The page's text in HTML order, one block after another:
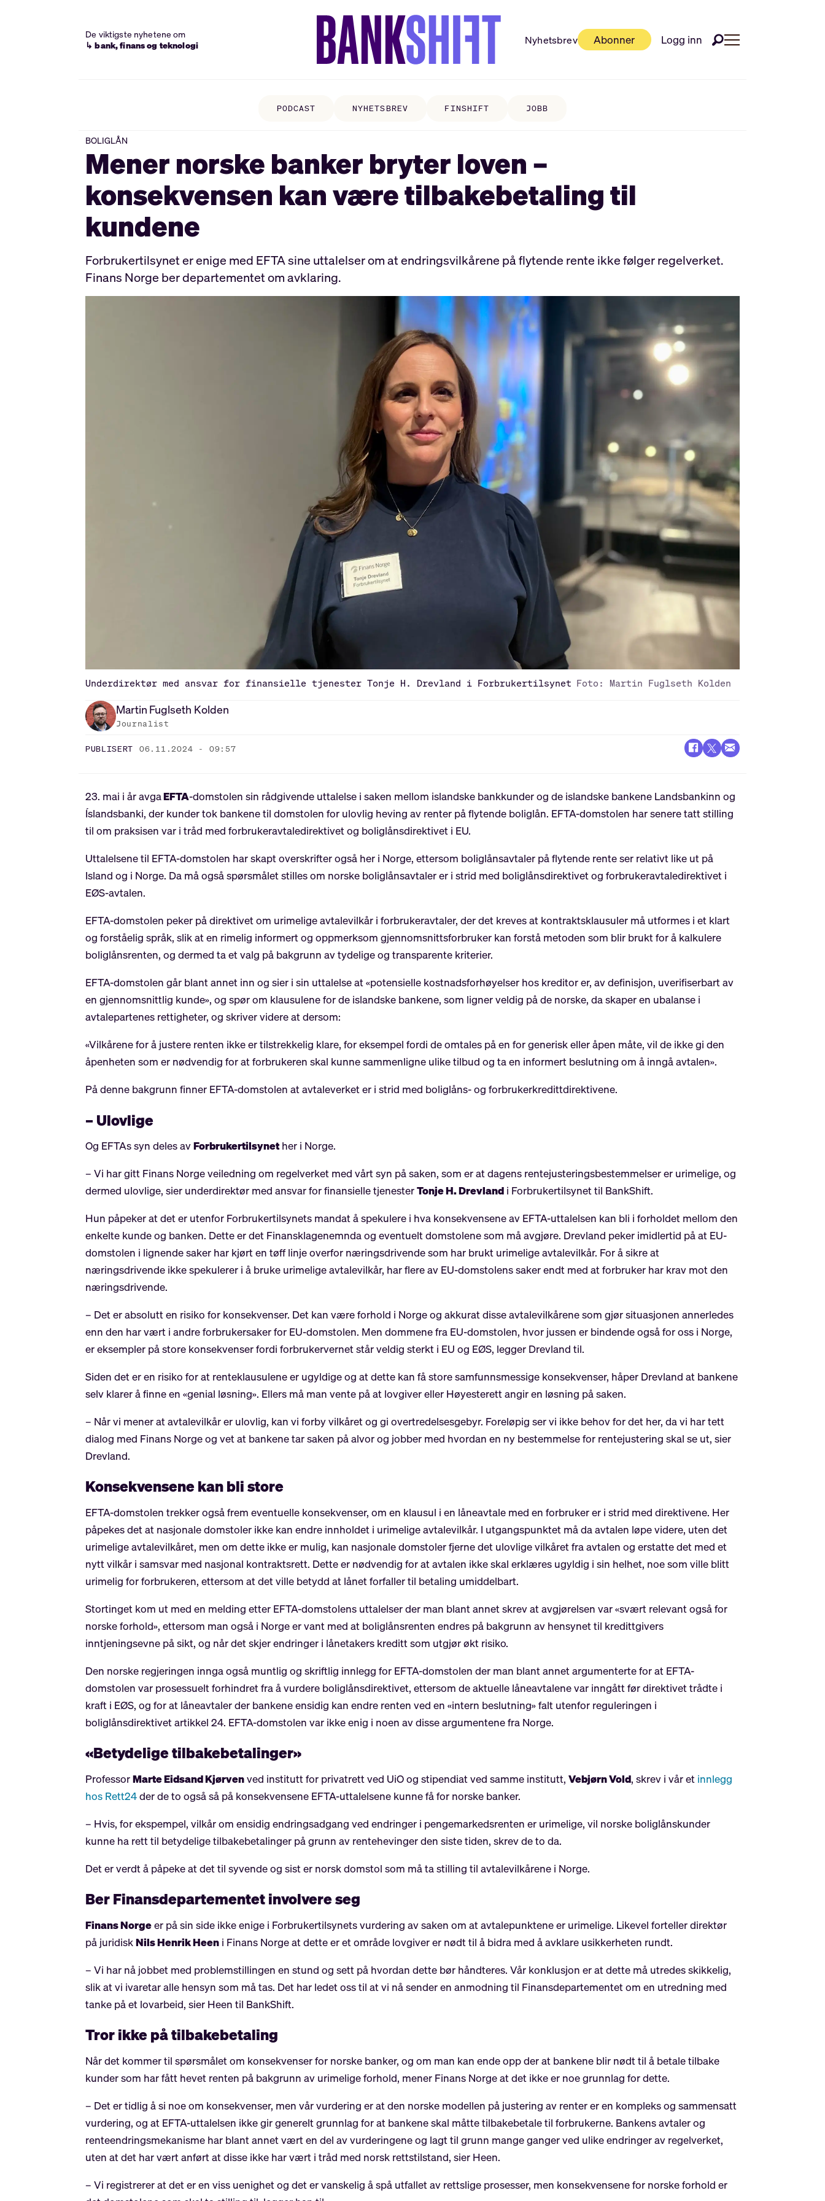
De viktigste nyhetene om
↳ bank, finans og teknologi
Nyhetsbrev Abonner Logg inn
PODCAST NYHETSBREV FINSHIFT JOBB
BOLIGLÅN
Mener norske banker bryter loven –
konsekvensen kan være tilbakebetaling til
kundene
Forbrukertilsynet er enige med EFTA sine uttalelser om at endringsvilkårene på flytende rente ikke følger regelverket.
Finans Norge ber departementet om avklaring.
Underdirektør med ansvar for finansielle tjenester Tonje H. Drevland i Forbrukertilsynet Foto: Martin Fuglseth Kolden
Martin Fuglseth Kolden
Journalist
PUBLISERT 06.11.2024 - 09:57
23. mai i år avgaEFTA-domstolen sin rådgivende uttalelse i saken mellom islandske bankkunder og de islandske bankene Landsbankinn og
Íslandsbanki, der kunder tok bankene til domstolen for ulovlig heving av renter på flytende boliglån. EFTA-domstolen har senere tatt stilling
til om praksisen var i tråd med forbrukeravtaledirektivet og boliglånsdirektivet i EU.
Uttalelsene til EFTA-domstolen har skapt overskrifter også her i Norge, ettersom boliglånsavtaler på flytende rente ser relativt like ut på
Island og i Norge. Da må også spørsmålet stilles om norske boliglånsavtaler er i strid med boliglånsdirektivet og forbrukeravtaledirektivet i
EØS-avtalen.
EFTA-domstolen peker på direktivet om urimelige avtalevilkår i forbrukeravtaler, der det kreves at kontraktsklausuler må utformes i et klart
og forståelig språk, slik at en rimelig informert og oppmerksom gjennomsnittsforbruker kan forstå metoden som blir brukt for å kalkulere
boliglånsrenten, og dermed ta et valg på bakgrunn av tydelige og transparente kriterier.
EFTA-domstolen går blant annet inn og sier i sin uttalelse at «potensielle kostnadsforhøyelser hos kreditor er, av definisjon, uverifiserbart av
en gjennomsnittlig kunde», og spør om klausulene for de islandske bankene, som ligner veldig på de norske, da skaper en ubalanse i
avtalepartenes rettigheter, og skriver videre at dersom:
«Vilkårene for å justere renten ikke er tilstrekkelig klare, for eksempel fordi de omtales på en for generisk eller åpen måte, vil de ikke gi den
åpenheten som er nødvendig for at forbrukeren skal kunne sammenligne ulike tilbud og ta en informert beslutning om å inngå avtalen».
På denne bakgrunn finner EFTA-domstolen at avtaleverket er i strid med boliglåns- og forbrukerkredittdirektivene.
– Ulovlige
Og EFTAs syn deles avForbrukertilsynet her i Norge.
– Vi har gitt Finans Norge veiledning om regelverket med vårt syn på saken, som er at dagens rentejusteringsbestemmelser er urimelige, og
dermed ulovlige, sier underdirektør med ansvar for finansielle tjenesterTonje H. Drevland i Forbrukertilsynet til BankShift.
Hun påpeker at det er utenfor Forbrukertilsynets mandat å spekulere i hva konsekvensene av EFTA-uttalelsen kan bli i forholdet mellom den
enkelte kunde og banken. Dette er det Finansklagenemnda og eventuelt domstolene som må avgjøre. Drevland peker imidlertid på at EU-
domstolen i lignende saker har kjørt en tøff linje overfor næringsdrivende som har brukt urimelige avtalevilkår. For å sikre at
næringsdrivende ikke spekulerer i å bruke urimelige avtalevilkår, har flere av EU-domstolens saker endt med at forbruker har krav mot den
næringsdrivende.
– Det er absolutt en risiko for konsekvenser. Det kan være forhold i Norge og akkurat disse avtalevilkårene som gjør situasjonen annerledes
enn den har vært i andre forbrukersaker for EU-domstolen. Men dommene fra EU-domstolen, hvor jussen er bindende også for oss i Norge,
er eksempler på store konsekvenser fordi forbrukervernet står veldig sterkt i EU og EØS, legger Drevland til.
Siden det er en risiko for at renteklausulene er ugyldige og at dette kan få store samfunnsmessige konsekvenser, håper Drevland at bankene
selv klarer å finne en «genial løsning». Ellers må man vente på at lovgiver eller Høyesterett angir en løsning på saken.
– Når vi mener at avtalevilkår er ulovlig, kan vi forby vilkåret og gi overtredelsesgebyr. Foreløpig ser vi ikke behov for det her, da vi har tett
dialog med Finans Norge og vet at bankene tar saken på alvor og jobber med hvordan en ny bestemmelse for rentejustering skal se ut, sier
Drevland.
Konsekvensene kan bli store
EFTA-domstolen trekker også frem eventuelle konsekvenser, om en klausul i en låneavtale med en forbruker er i strid med direktivene. Her
påpekes det at nasjonale domstoler ikke kan endre innholdet i urimelige avtalevilkår. I utgangspunktet må da avtalen løpe videre, uten det
urimelige avtalevilkåret, men om dette ikke er mulig, kan nasjonale domstoler fjerne det ulovlige vilkåret fra avtalen og erstatte det med et
nytt vilkår i samsvar med nasjonal kontraktsrett. Dette er nødvendig for at avtalen ikke skal erklæres ugyldig i sin helhet, noe som ville blitt
urimelig for forbrukeren, ettersom at det ville betydd at lånet forfaller til betaling umiddelbart.
Stortinget kom ut med en melding etter EFTA-domstolens uttalelser der man blant annet skrev at avgjørelsen var «svært relevant også for
norske forhold», ettersom man også i Norge er vant med at boliglånsrenten endres på bakgrunn av hensynet til kredittgivers
inntjeningsevne på sikt, og når det skjer endringer i lånetakers kreditt som utgjør økt risiko.
Den norske regjeringen innga også muntlig og skriftlig innlegg for EFTA-domstolen der man blant annet argumenterte for at EFTA-
domstolen var prosessuelt forhindret fra å vurdere boliglånsdirektivet, ettersom de aktuelle låneavtalene var inngått før direktivet trådte i
kraft i EØS, og for at låneavtaler der bankene ensidig kan endre renten ved en «intern beslutning» falt utenfor reguleringen i
boliglånsdirektivet artikkel 24. EFTA-domstolen var ikke enig i noen av disse argumentene fra Norge.
«Betydelige tilbakebetalinger»
ProfessorMarte Eidsand Kjørvenved institutt for privatrett ved UiO og stipendiat ved samme institutt,Vebjørn Vold, skrev i vår et innlegg
hos Rett24der de to også så på konsekvensene EFTA-uttalelsene kunne få for norske banker.
– Hvis, for ekspempel, vilkår om ensidig endringsadgang ved endringer i pengemarkedsrenten er urimelige, vil norske boliglånskunder
kunne ha rett til betydelige tilbakebetalinger på grunn av rentehevinger den siste tiden, skrev de to da.
Det er verdt å påpeke at det til syvende og sist er norsk domstol som må ta stilling til avtalevilkårene i Norge.
Ber Finansdepartementet involvere seg
Finans Norgeer på sin side ikke enige i Forbrukertilsynets vurdering av saken om at avtalepunktene er urimelige. Likevel forteller direktør
på juridiskNils Henrik Heen i Finans Norge at dette er et område lovgiver er nødt til å bidra med å avklare usikkerheten rundt.
– Vi har nå jobbet med problemstillingen en stund og sett på hvordan dette bør håndteres. Vår konklusjon er at dette må utredes skikkelig,
slik at vi ivaretar alle hensyn som må tas. Det har ledet oss til at vi nå sender en anmodning til Finansdepartementet om en utredning med
tanke på et lovarbeid, sier Heen til BankShift.
Tror ikke på tilbakebetaling
Når det kommer til spørsmålet om konsekvenser for norske banker, og om man kan ende opp der at bankene blir nødt til å betale tilbake
kunder som har fått hevet renten på bakgrunn av urimelige forhold, mener Finans Norge at det ikke er noe grunnlag for dette.
– Det er tidlig å si noe om konsekvenser, men vår vurdering er at den norske modellen på justering av renter er en kompleks og sammensatt
vurdering, og at EFTA-uttalelsen ikke gir generelt grunnlag for at bankene skal måtte tilbakebetale til forbrukerne. Bankens avtaler og
renteendringsmekanisme har blant annet vært en del av vurderingene og lagt til grunn mange ganger ved ulike endringer av regelverket,
uten at det har vært anført at disse ikke har vært i tråd med norsk rettstilstand, sier Heen.
– Vi registrerer at det er en viss uenighet og det er vanskelig å spå utfallet av rettslige prosesser, men konsekvensene for norske forhold er